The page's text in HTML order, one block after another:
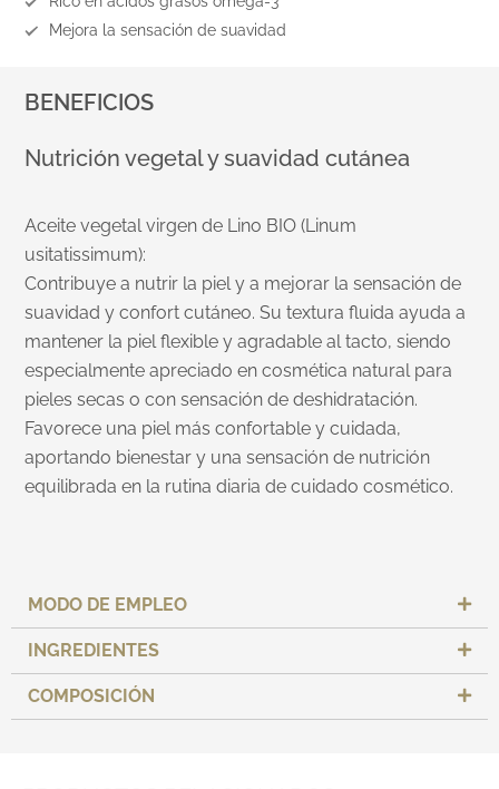
Mejora la sensación de suavidad
BENEFICIOS
Nutrición vegetal y suavidad cutánea
Aceite vegetal virgen de Lino BIO (Linum
usitatissimum):
Contribuye a nutrir la piel y a mejorar la sensación de
suavidad y confort cutáneo. Su textura fluida ayuda a
mantener la piel flexible y agradable al tacto, siendo
especialmente apreciado en cosmética natural para
pieles secas o con sensación de deshidratación.
Favorece una piel más confortable y cuidada,
aportando bienestar y una sensación de nutrición
equilibrada en la rutina diaria de cuidado cosmético.
MODO DE EMPLEO
INGREDIENTES
COMPOSICIÓN